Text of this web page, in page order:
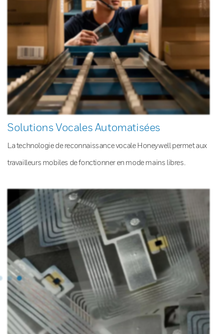
Solutions Vocales Automatisées
La technologie de reconnaissance vocale Honeywell permet aux
travailleurs mobiles de fonctionner en mode mains libres.